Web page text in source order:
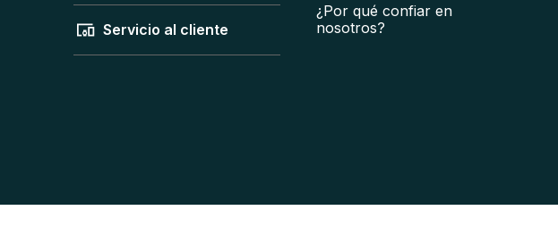
Servicio al cliente
¿Por qué confiar en
nosotros?